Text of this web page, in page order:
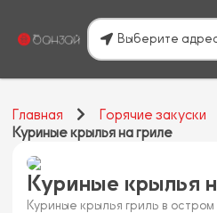
Выберите
Главная
Горячие закуски
Куриные крылья на гриле
Куриные крылья
Куриные крылья гриль в